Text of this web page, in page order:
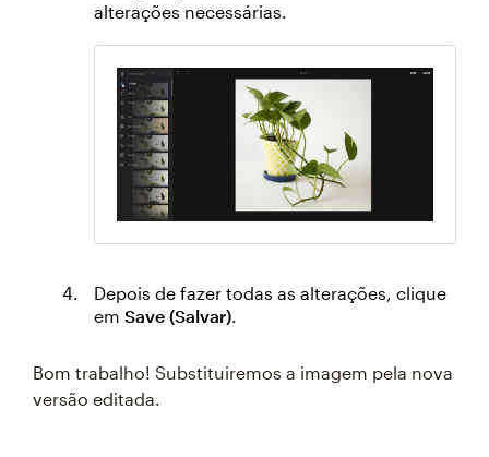
alterações necessárias.
Depois de fazer todas as alterações, clique
em Save (Salvar).
Bom trabalho! Substituiremos a imagem pela nova
versão editada.